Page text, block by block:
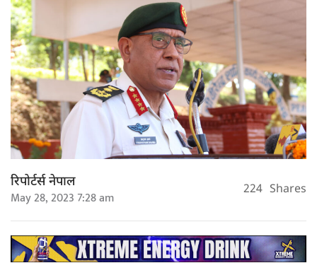
रिपोर्टर्स नेपाल
May 28, 2023 7:28 am 224 Shares